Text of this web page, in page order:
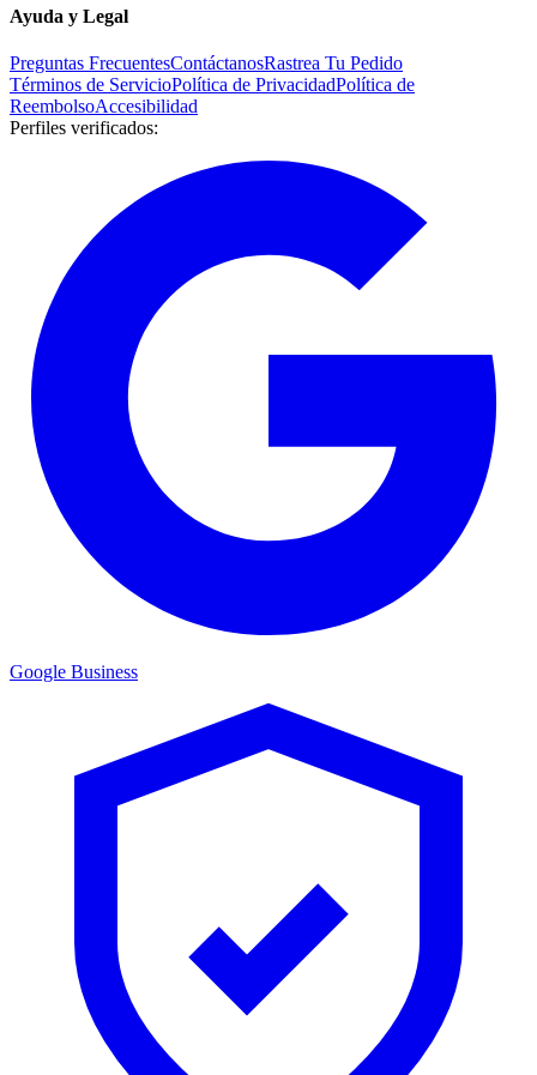
Ayuda y Legal
Preguntas FrecuentesContáctanosRastrea Tu Pedido
Términos de ServicioPolítica de PrivacidadPolítica de
ReembolsoAccesibilidad
Perfiles verificados:
Google Business